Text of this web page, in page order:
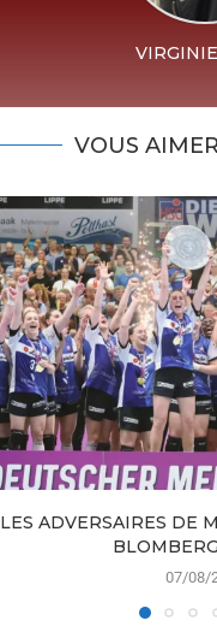
VOUS
LES ADVERSAIRES DE
07/08/